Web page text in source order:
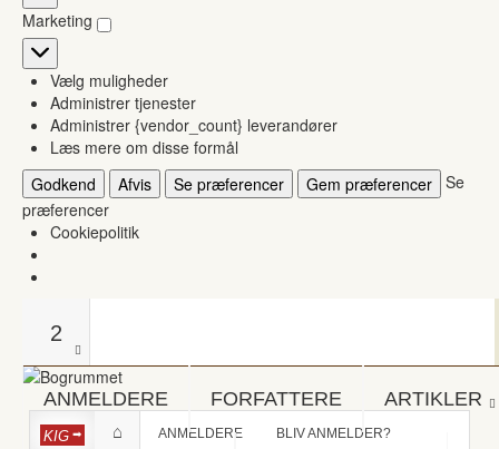
Marketing
Marketing
Vælg muligheder
Administrer tjenester
Administrer {vendor_count} leverandører
Læs mere om disse formål
Godkend
Afvis Se præferencer Gem præferencer Se
præferencer
Cookiepolitik
2
ANMELDERE FORFATTERE ARTIKLER
KIG ANMELDERE BLIV ANMELDER?